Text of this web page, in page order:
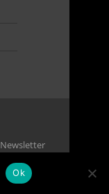
Newsletter
Ok